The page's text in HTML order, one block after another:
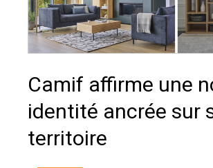
Camif affirme une
identité ancrée sur
territoire